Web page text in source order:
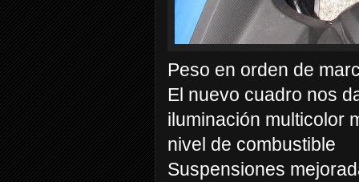
Peso en orden de
El nuevo cuadro nos
iluminación multicolor
nivel de combustible
Suspensiones